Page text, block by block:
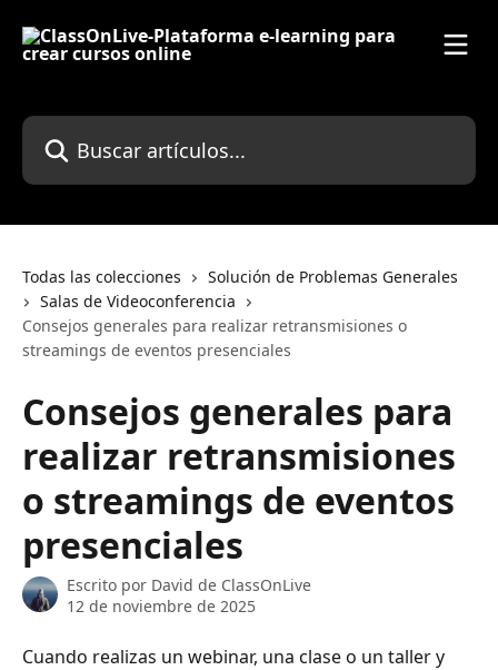
Buscar artículos...
Todas las colecciones
Solución de Problemas Generales
Salas de Videoconferencia
Consejos generales para realizar retransmisiones o
streamings de eventos presenciales
Consejos generales para
realizar retransmisiones
o streamings de eventos
presenciales
Escrito por David de ClassOnLive
12 de noviembre de 2025
Cuando realizas un webinar, una clase o un taller y